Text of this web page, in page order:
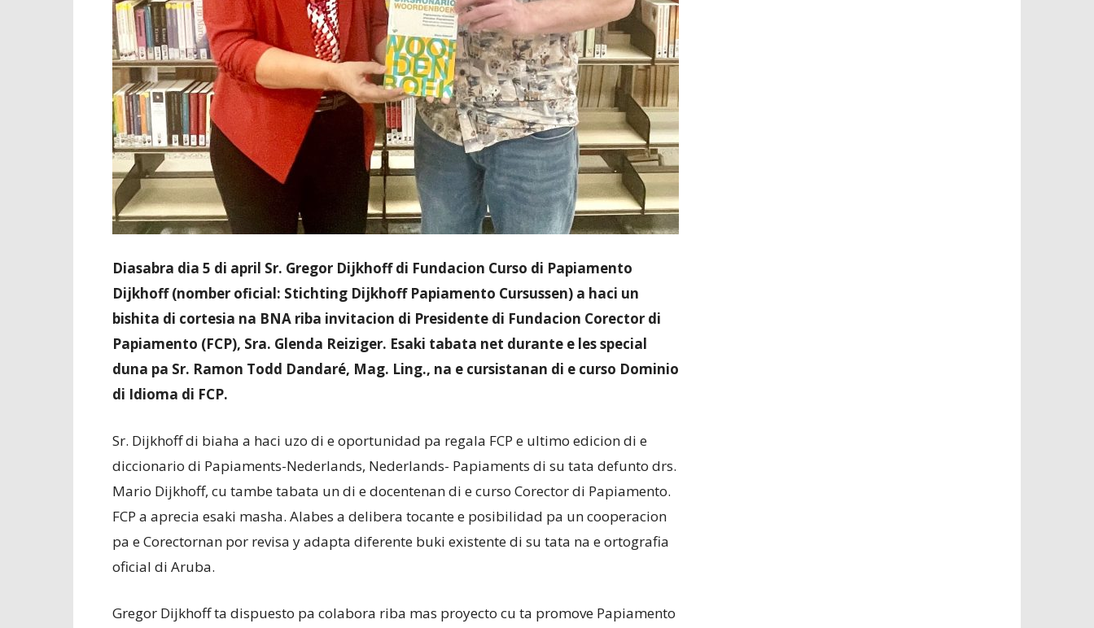
Diasabra dia 5 di april Sr. Gregor Dijkhoff di Fundacion Curso di Papiamento
Dijkhoff (nomber oficial: Stichting Dijkhoff Papiamento Cursussen) a haci un
bishita di cortesia na BNA riba invitacion di Presidente di Fundacion Corector di
Papiamento (FCP), Sra. Glenda Reiziger. Esaki tabata net durante e les special
duna pa Sr. Ramon Todd Dandaré, Mag. Ling., na e cursistanan di e curso Dominio
di Idioma di FCP.
Sr. Dijkhoff di biaha a haci uzo di e oportunidad pa regala FCP e ultimo edicion di e
diccionario di Papiaments-Nederlands, Nederlands- Papiaments di su tata defunto drs.
Mario Dijkhoff, cu tambe tabata un di e docentenan di e curso Corector di Papiamento.
FCP a aprecia esaki masha. Alabes a delibera tocante e posibilidad pa un cooperacion
pa e Corectornan por revisa y adapta diferente buki existente di su tata na e ortografia
oficial di Aruba.
Gregor Dijkhoff ta dispuesto pa colabora riba mas proyecto cu ta promove Papiamento